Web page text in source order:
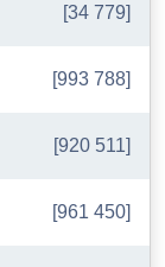
[34 779]
[993 788]
[920 511]
[961 450]